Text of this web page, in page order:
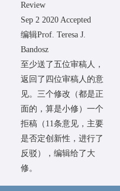
Review
Sep 2 2020 Accepted
编辑Prof. Teresa J.
Bandosz
至少送了五位审稿人，
返回了四位审稿人的意
见。三个修改（都是正
面的，算是小修）一个
拒稿（11条意见，主要
是否定创新性，进行了
反驳），编辑给了大
修。